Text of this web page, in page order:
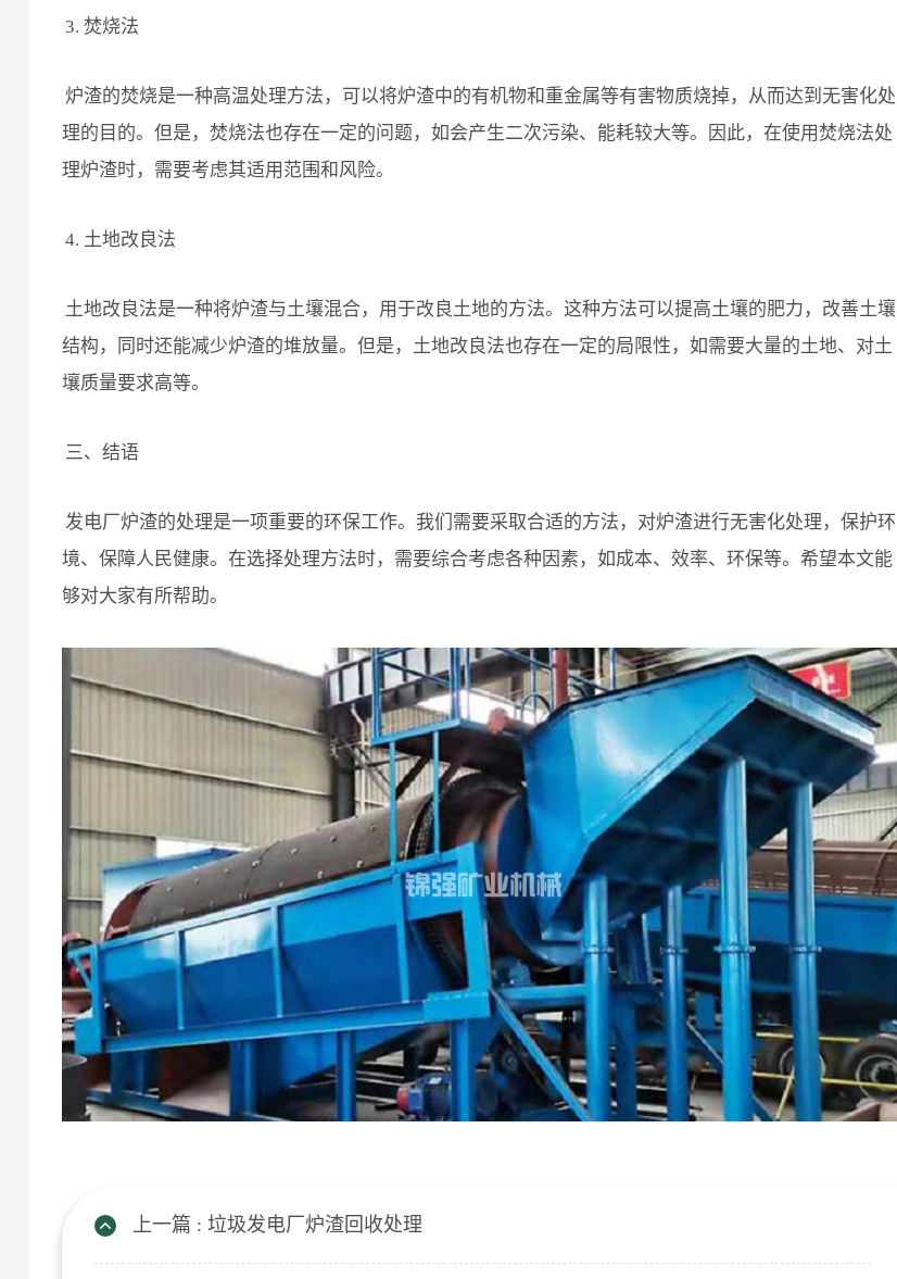
3. 焚烧法
炉渣的焚烧是一种高温处理方法，可以将炉渣中的有机物和重金属等有害物质烧掉，从而达到无害化处
理的目的。但是，焚烧法也存在一定的问题，如会产生二次污染、能耗较大等。因此，在使用焚烧法处
理炉渣时，需要考虑其适用范围和风险。
4. 土地改良法
土地改良法是一种将炉渣与土壤混合，用于改良土地的方法。这种方法可以提高土壤的肥力，改善土壤
结构，同时还能减少炉渣的堆放量。但是，土地改良法也存在一定的局限性，如需要大量的土地、对土
壤质量要求高等。
三、结语
发电厂炉渣的处理是一项重要的环保工作。我们需要采取合适的方法，对炉渣进行无害化处理，保护环
境、保障人民健康。在选择处理方法时，需要综合考虑各种因素，如成本、效率、环保等。希望本文能
够对大家有所帮助。
上一篇 : 垃圾发电厂炉渣回收处理